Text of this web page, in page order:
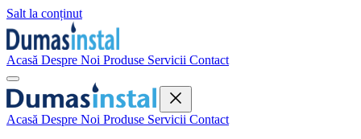
Salt la conținut
Acasă Despre Noi Produse Servicii Contact
Acasă Despre Noi Produse Servicii Contact